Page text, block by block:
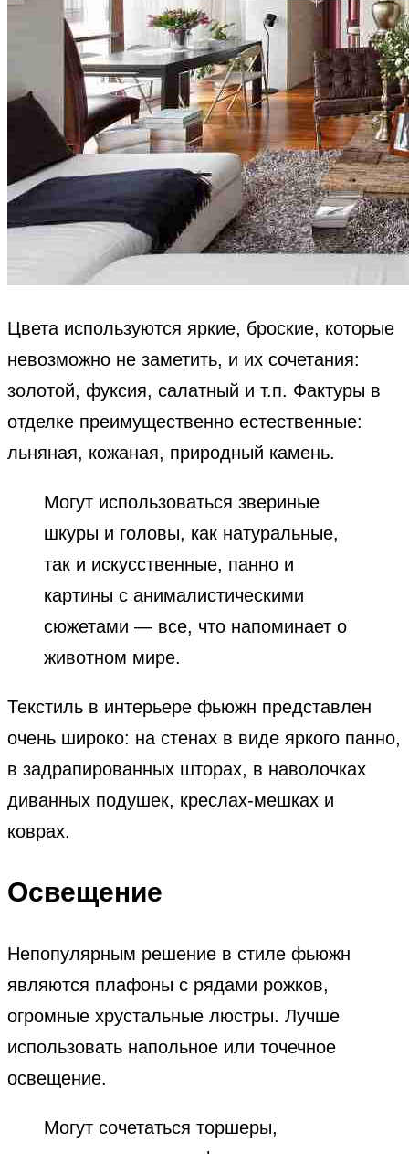
Цвета используются яркие, броские, которые
невозможно не заметить, и их сочетания:
золотой, фуксия, салатный и т.п. Фактуры в
отделке преимущественно естественные:
льняная, кожаная, природный камень.
Могут использоваться звериные
шкуры и головы, как натуральные,
так и искусственные, панно и
картины с анималистическими
сюжетами — все, что напоминает о
животном мире.
Текстиль в интерьере фьюжн представлен
очень широко: на стенах в виде яркого панно,
в задрапированных шторах, в наволочках
диванных подушек, креслах-мешках и
коврах.
Освещение
Непопулярным решение в стиле фьюжн
являются плафоны с рядами рожков,
огромные хрустальные люстры. Лучше
использовать напольное или точечное
освещение.
Могут сочетаться торшеры,